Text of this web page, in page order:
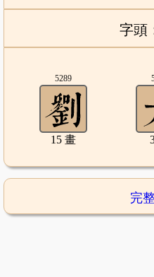
字頭
5289
15 畫
完